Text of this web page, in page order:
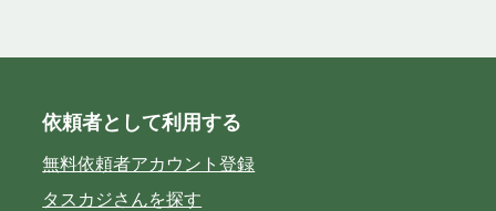
依頼者として利用する
無料依頼者アカウント登録
タスカジさんを探す